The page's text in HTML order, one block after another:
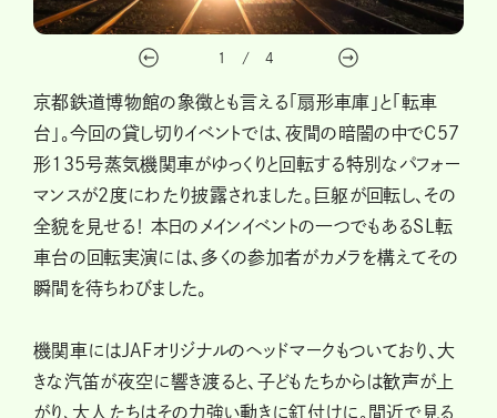
1 / 4
京都鉄道博物館の象徴とも言える「扇形車庫」と「転車
台」。今回の貸し切りイベントでは、夜間の暗闇の中でC57
形135号蒸気機関車がゆっくりと回転する特別なパフォー
マンスが2度にわたり披露されました。巨躯が回転し、その
全貌を見せる！ 本日のメインイベントの一つでもあるSL転
車台の回転実演には、多くの参加者がカメラを構えてその
瞬間を待ちわびました。
機関車にはJAFオリジナルのヘッドマークもついており、大
きな汽笛が夜空に響き渡ると、子どもたちからは歓声が上
がり、大人たちはその力強い動きに釘付けに。間近で見る